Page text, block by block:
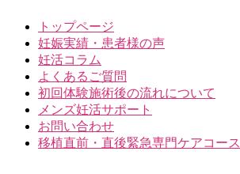
トップページ
妊娠実績・患者様の声
妊活コラム
よくあるご質問
初回体験施術後の流れについて
メンズ妊活サポート
お問い合わせ
移植直前・直後緊急専門ケアコース